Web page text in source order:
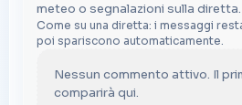
meteo o segnalazioni sulla diretta.
Come su una diretta: i messaggi
poi spariscono automaticamente.
Nessun commento attivo. Il
comparirà qui.